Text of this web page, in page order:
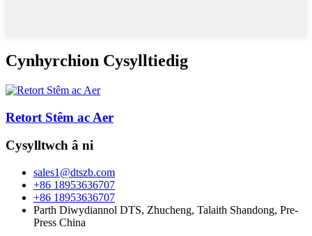
Cynhyrchion Cysylltiedig
Retort Stêm ac Aer
Cysylltwch â ni
sales1@dtszb.com
+86 18953636707
+86 18953636707
Parth Diwydiannol DTS, Zhucheng, Talaith Shandong, Pre-
Press China